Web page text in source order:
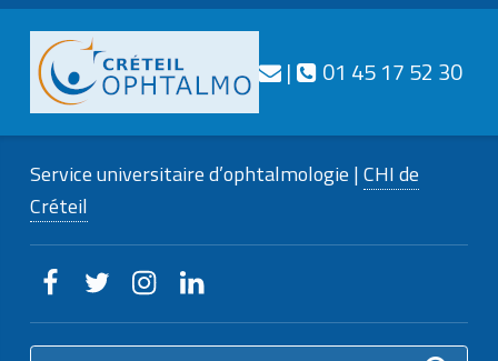
CRÉTEIL
OPHTALMO
Service universitaire d'ophtalmologie
Nous contacter
| 01 45 17 52 30
Service universitaire d’ophtalmologie |CHI de
Créteil
Creteilophtalmo sur Facebook
Creteilophtalmo sur TwitterCreteilophtalmo sur Instagram
Creteilophtalmo sur Linkedin
Rechercher :